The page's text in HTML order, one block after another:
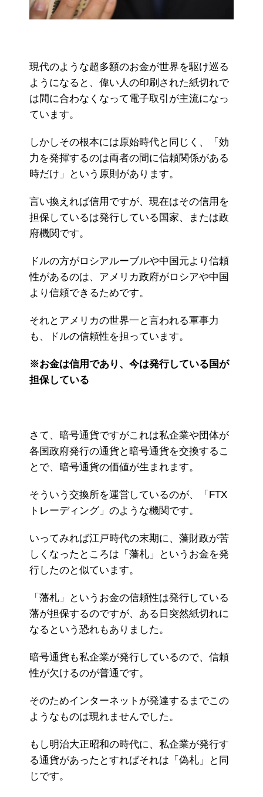
現代のような超多額のお金が世界を駆け巡る
ようになると、偉い人の印刷された紙切れで
は間に合わなくなって電子取引が主流になっ
ています。
しかしその根本には原始時代と同じく、「効
力を発揮するのは両者の間に信頼関係がある
時だけ」という原則があります。
言い換えれば信用ですが、現在はその信用を
担保しているは発行している国家、または政
府機関です。
ドルの方がロシアルーブルや中国元より信頼
性があるのは、アメリカ政府がロシアや中国
より信頼できるためです。
それとアメリカの世界一と言われる軍事力
も、ドルの信頼性を担っています。
※お金は信用であり、今は発行している国が
担保している
さて、暗号通貨ですがこれは私企業や団体が
各国政府発行の通貨と暗号通貨を交換するこ
とで、暗号通貨の価値が生まれます。
そういう交換所を運営しているのが、「FTX
トレーディング」のような機関です。
いってみれば江戸時代の末期に、藩財政が苦
しくなったところは「藩札」というお金を発
行したのと似ています。
「藩札」というお金の信頼性は発行している
藩が担保するのですが、ある日突然紙切れに
なるという恐れもありました。
暗号通貨も私企業が発行しているので、信頼
性が欠けるのが普通です。
そのためインターネットが発達するまでこの
ようなものは現れませんでした。
もし明治大正昭和の時代に、私企業が発行す
る通貨があったとすればそれは「偽札」と同
じです。